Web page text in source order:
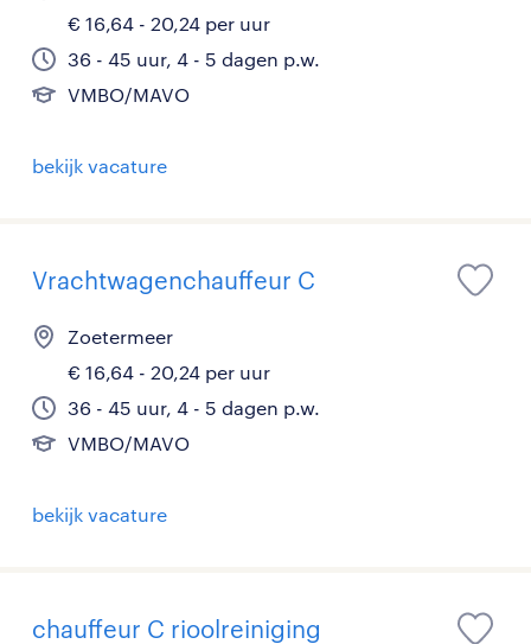
€ 16,64 - 20,24 per uur
36 - 45 uur, 4 - 5 dagen p.w.
VMBO/MAVO
bekijk vacature
Vrachtwagenchauffeur C
Zoetermeer
€ 16,64 - 20,24 per uur
36 - 45 uur, 4 - 5 dagen p.w.
VMBO/MAVO
bekijk vacature
chauffeur C rioolreiniging